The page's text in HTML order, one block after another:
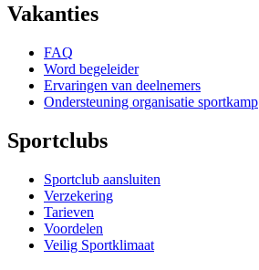
Vakanties
FAQ
Word begeleider
Ervaringen van deelnemers
Ondersteuning organisatie sportkamp
Sportclubs
Sportclub aansluiten
Verzekering
Tarieven
Voordelen
Veilig Sportklimaat